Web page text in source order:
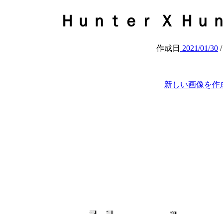
Ｈｕｎｔｅｒ Ｘ Ｈｕ
作成日 2021/01/30
新しい画像を作